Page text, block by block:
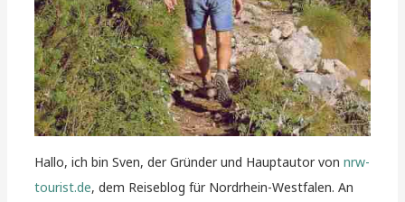
Hallo, ich bin Sven, der Gründer und Hauptautor vonnrw-
tourist.de, dem Reiseblog für Nordrhein-Westfalen. An